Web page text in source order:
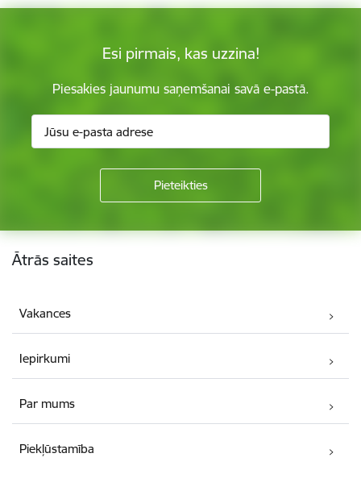
Esi pirmais, kas uzzina!
Piesakies jaunumu saņemšanai savā e-pastā.
Kājene
Ātrās saites
Vakances
Iepirkumi
Par mums
Piekļūstamība